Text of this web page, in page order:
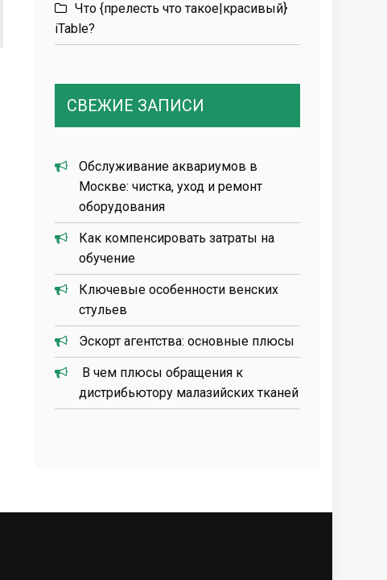
Что {прелесть что такое|красивый}
iTable?
СВЕЖИЕ ЗАПИСИ
Обслуживание аквариумов в
Москве: чистка, уход и ремонт
оборудования
Как компенсировать затраты на
обучение
Ключевые особенности венских
стульев
Эскорт агентства: основные плюсы
В чем плюсы обращения к
дистрибьютору малазийских тканей